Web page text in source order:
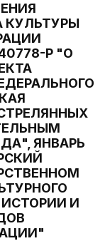
КУЛЬТУРЫ
Р "О
ЯНВАРЬ
И